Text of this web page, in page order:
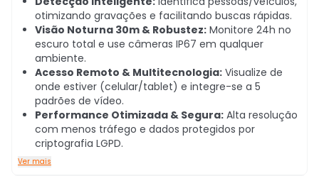
otimizando gravações e facilitando buscas rápidas.
Visão Noturna 30m & Robustez: Monitore 24h no
escuro total e use câmeras IP67 em qualquer
ambiente.
Acesso Remoto & Multitecnologia: Visualize de
onde estiver (celular/tablet) e integre-se a 5
padrões de vídeo.
Performance Otimizada & Segura: Alta resolução
com menos tráfego e dados protegidos por
criptografia LGPD.
Ver mais